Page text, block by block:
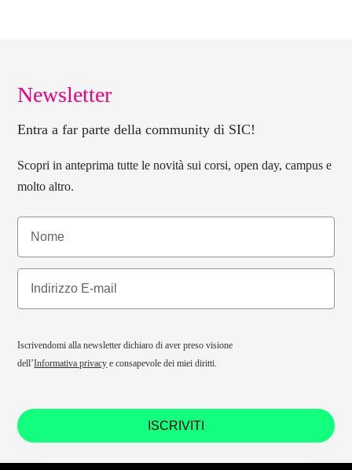
Newsletter
Entra a far parte della community di SIC!
Scopri in anteprima tutte le novità sui corsi, open day, campus e
molto altro.
ISCRIVITI
Iscrivendomi alla newsletter dichiaro di aver preso visione
dell’Informativa privacy e consapevole dei miei diritti.